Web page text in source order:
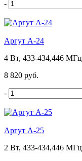
-
Аргут А-24
4 Вт, 433-434,446 МГц
8 820 руб.
-
Аргут А-25
2 Вт, 433-434,446 МГц